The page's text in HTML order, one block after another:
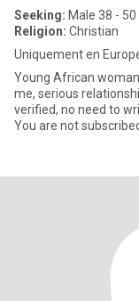
Seeking: Male 38 - 50
Religion: Christian
Uniquement en
Young African
me, serious
verified, no need to
You are not